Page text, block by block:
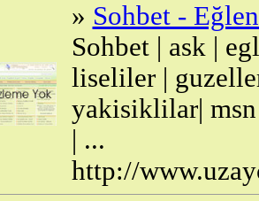
» Sohbet -
Sohbet | ask |
liseliler |
yakisiklilar|
| ...
http://